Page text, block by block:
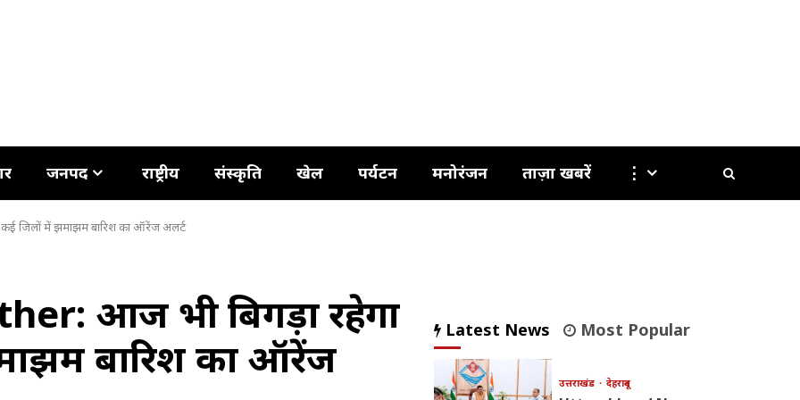
जनपद राष्ट्रीय संस्कृति खेल पर्यटन मनोरंजन ताज़ा खबरें ⋮
जिलों में झमाझम बारिश का ऑरेंज अलर्ट
आज भी बिगड़ा रहेगा
बारिश का ऑरेंज
Latest News Most Popular
उत्तराखंड देहरादून